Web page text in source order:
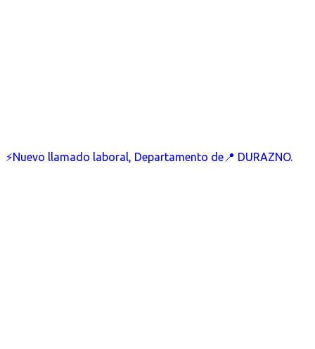
⚡Nuevo llamado laboral, Departamento de📍 DURAZNO.